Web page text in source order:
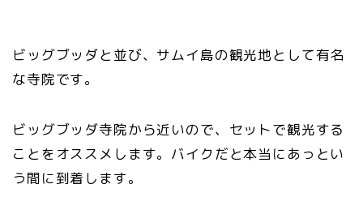
ビッグブッダと並び、サムイ島の観光地として有名
な寺院です。
ビッグブッダ寺院から近いので、セットで観光する
ことをオススメします。バイクだと本当にあっとい
う間に到着します。